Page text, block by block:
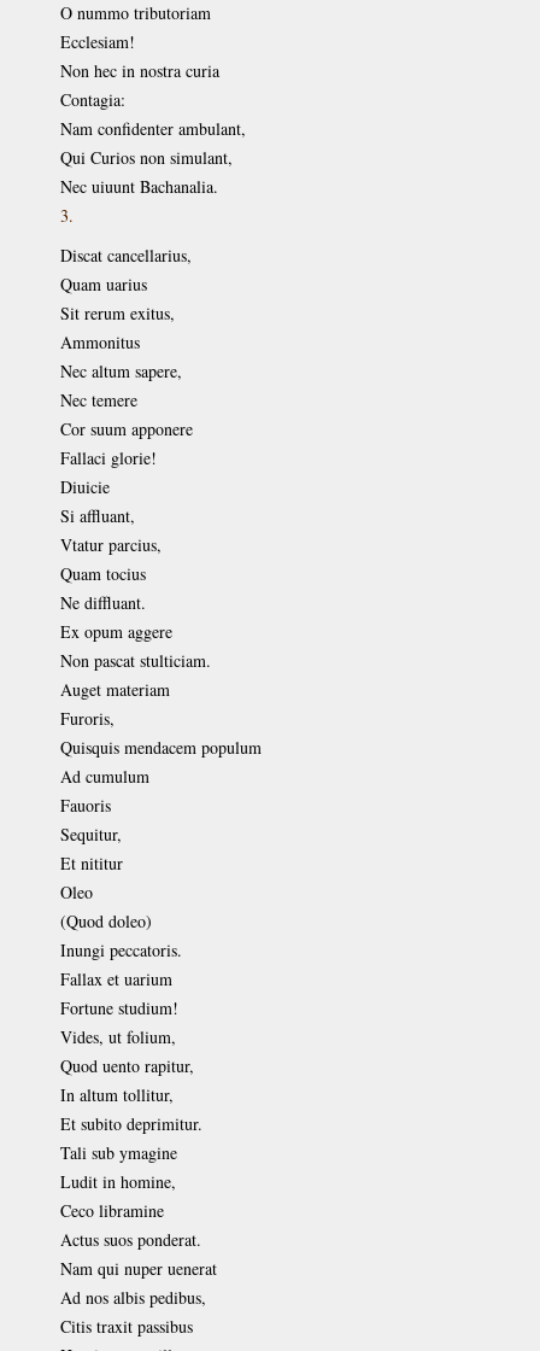
O nummo tributoriam
Ecclesiam!
Non hec in nostra curia
Contagia:
Nam confidenter ambulant,
Qui Curios non simulant,
Nec uiuunt Bachanalia.
3.
Discat cancellarius,
Quam uarius
Sit rerum exitus,
Ammonitus
Nec altum sapere,
Nec temere
Cor suum apponere
Fallaci glorie!
Diuicie
Si affluant,
Vtatur parcius,
Quam tocius
Ne diffluant.
Ex opum aggere
Non pascat stulticiam.
Auget materiam
Furoris,
Quisquis mendacem populum
Ad cumulum
Fauoris
Sequitur,
Et nititur
Oleo
(Quod doleo)
Inungi peccatoris.
Fallax et uarium
Fortune studium!
Vides, ut folium,
Quod uento rapitur,
In altum tollitur,
Et subito deprimitur.
Tali sub ymagine
Ludit in homine,
Ceco libramine
Actus suos ponderat.
Nam qui nuper uenerat
Ad nos albis pedibus,
Citis traxit passibus